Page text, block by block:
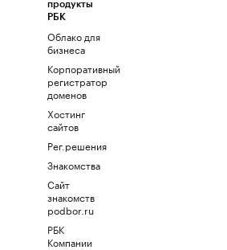
продукты
РБК
Облако для
бизнеса
Корпоративный
регистратор
доменов
Хостинг
сайтов
Рег.решения
Знакомства
Сайт
знакомств
podbor.ru
РБК
Компании